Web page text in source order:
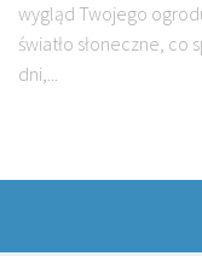
wygląd Twojego
światło słoneczne, co
dni,...